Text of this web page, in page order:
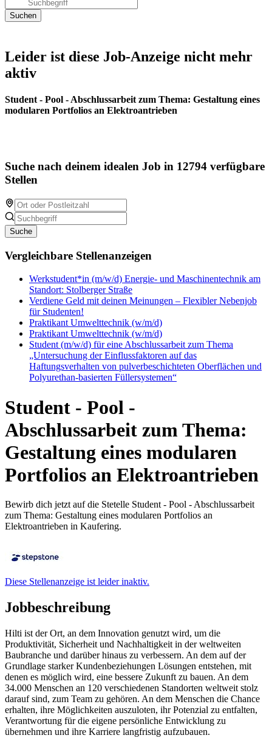
Leider ist diese Job-Anzeige nicht mehr
aktiv
Student - Pool - Abschlussarbeit zum Thema: Gestaltung eines
modularen Portfolios an Elektroantrieben
Suche nach deinem idealen Job in 12794 verfügbare
Stellen
Suche
Vergleichbare Stellenanzeigen
Werkstudent*in (m/w/d) Energie- und Maschinentechnik am
Standort: Stolberger Straße
Verdiene Geld mit deinen Meinungen – Flexibler Nebenjob
für Studenten!
Praktikant Umwelttechnik (w/m/d)
Praktikant Umwelttechnik (w/m/d)
Student (m/w/d) für eine Abschlussarbeit zum Thema
„Untersuchung der Einflussfaktoren auf das
Haftungsverhalten von pulverbeschichteten Oberflächen und
Polyurethan-basierten Füllersystemen“
Student - Pool -
Abschlussarbeit zum Thema:
Gestaltung eines modularen
Portfolios an Elektroantrieben
Bewirb dich jetzt auf die Stetelle Student - Pool - Abschlussarbeit
zum Thema: Gestaltung eines modularen Portfolios an
Elektroantrieben in Kaufering.
Diese Stellenanzeige ist leider inaktiv.
Jobbeschreibung
Hilti ist der Ort, an dem Innovation genutzt wird, um die
Produktivität, Sicherheit und Nachhaltigkeit in der weltweiten
Baubranche und darüber hinaus zu verbessern. An dem auf der
Grundlage starker Kundenbeziehungen Lösungen entstehen, mit
denen es möglich wird, eine bessere Zukunft zu bauen. An dem
34.000 Menschen an 120 verschiedenen Standorten weltweit stolz
darauf sind, zum Team zu gehören. An dem Menschen die Chance
erhalten, ihre Möglichkeiten auszuloten, ihr Potenzial zu entfalten,
Verantwortung für die eigene persönliche Entwicklung zu
übernehmen und ihre Karriere langfristig aufzubauen.